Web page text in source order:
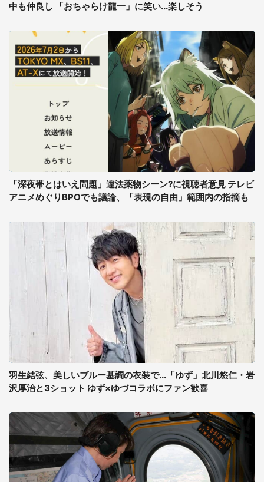
中も仲良し 「おちゃらけ龍一」に笑い...楽しそう
「深夜帯とはいえ問題」違法薬物シーン?に視聴者意見 テレビ
アニメめぐりBPOでも議論、「表現の自由」範囲内の指摘も
羽生結弦、美しいブルー基調の衣装で...「ゆず」北川悠仁・岩
沢厚治と3ショット ゆず×ゆづコラボにファン歓喜